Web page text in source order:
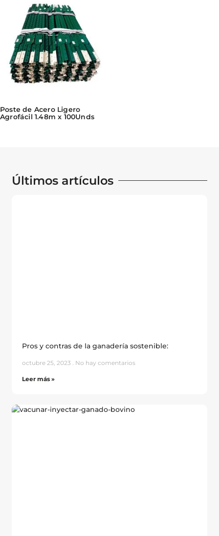
Poste de Acero Ligero
Agrofácil 1.48m x 100Unds
Últimos artículos
Pros y contras de la ganadería sostenible:
octubre 25, 2023 No hay comentarios
Leer más »